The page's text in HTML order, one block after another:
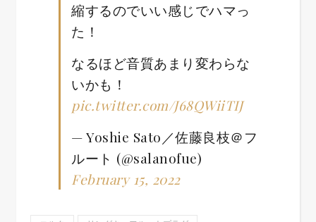
縮するのでいい感じでハマっ
た！
なるほど音質あまり変わらな
いかも！
pic.twitter.com/J68QWiiTIJ
— Yoshie Sato／佐藤良枝＠フ
ルート (@salanofue)
February 15, 2022